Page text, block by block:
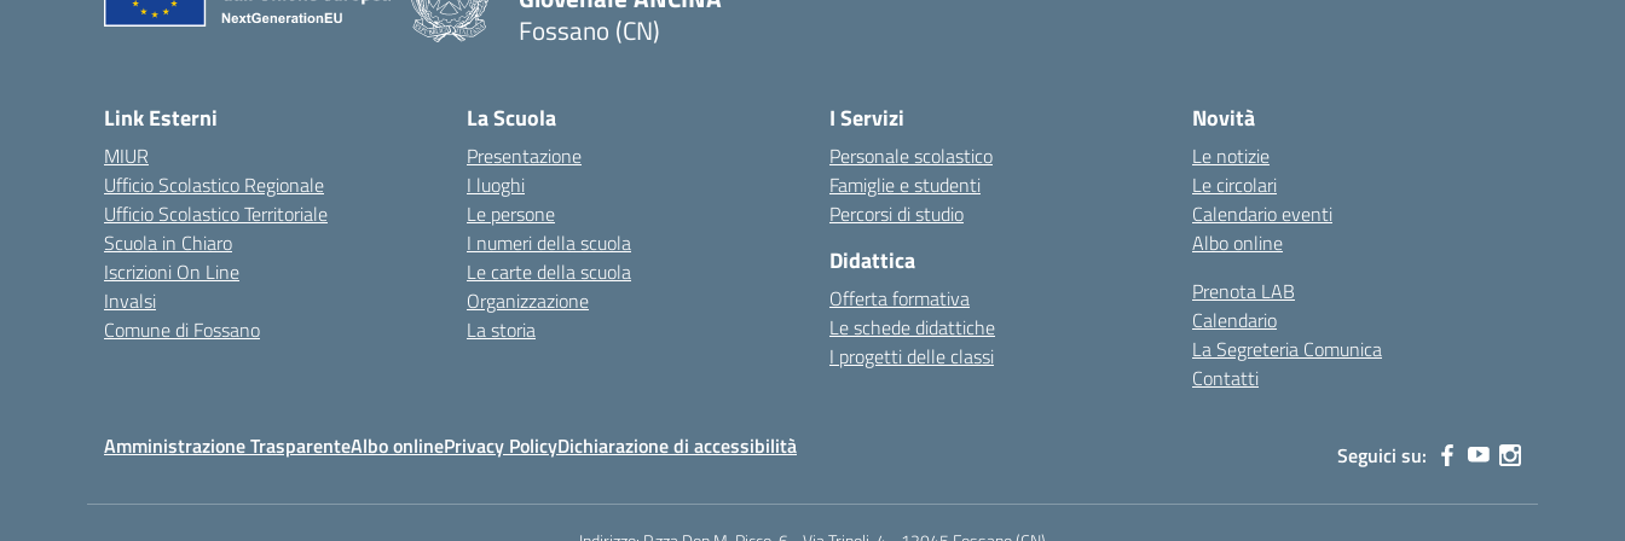
Fossano (CN)
Link Esterni
MIUR
Ufficio Scolastico Regionale
Ufficio Scolastico Territoriale
Scuola in Chiaro
Iscrizioni On Line
Invalsi
Comune di Fossano
La Scuola
Presentazione
I luoghi
Le persone
I numeri della scuola
Le carte della scuola
Organizzazione
La storia
I Servizi
Personale scolastico
Famiglie e studenti
Percorsi di studio
Didattica
Offerta formativa
Le schede didattiche
I progetti delle classi
Novità
Le notizie
Le circolari
Calendario eventi
Albo online
Prenota LAB
Calendario
La Segreteria Comunica
Contatti
Amministrazione TrasparenteAlbo onlinePrivacy PolicyDichiarazione di accessibilità Seguici su: